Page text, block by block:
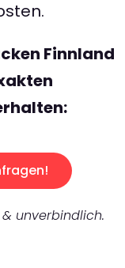
Finnland
& unverbindlich.